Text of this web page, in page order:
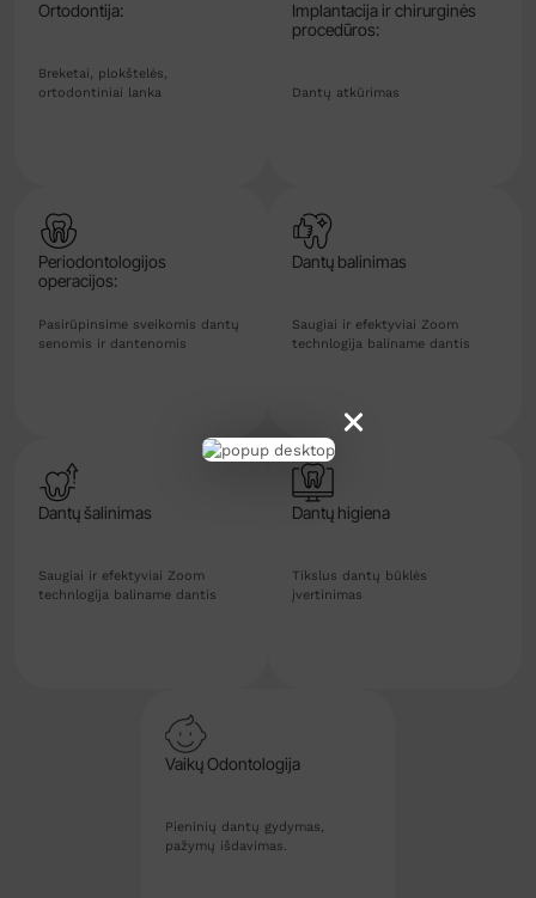
Ortodontija:
Breketai, plokštelės,
ortodontiniai lanka
Implantacija ir chirurginės
procedūros:
Dantų atkūrimas
Periodontologijos
operacijos:
Pasirūpinsime sveikomis dantų
senomis ir dantenomis
Dantų balinimas
Saugiai ir efektyviai Zoom
technlogija baliname dantis
Dantų šalinimas
Saugiai ir efektyviai Zoom
technlogija baliname dantis
Dantų higiena
Tikslus dantų būklės
įvertinimas
Vaikų Odontologija
Pieninių dantų gydymas,
pažymų išdavimas.